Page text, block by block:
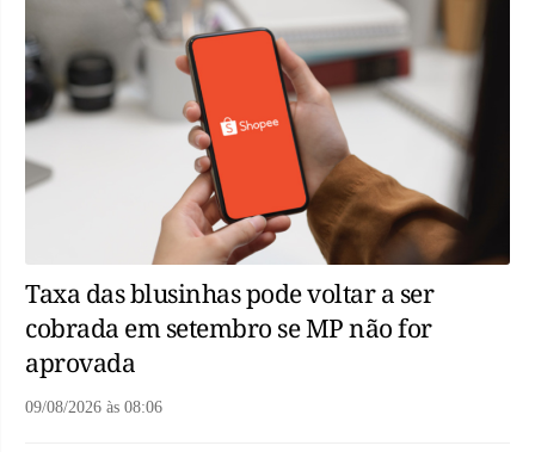
Taxa das blusinhas pode voltar a ser
cobrada em setembro se MP não for
aprovada
09/08/2026 às 08:06